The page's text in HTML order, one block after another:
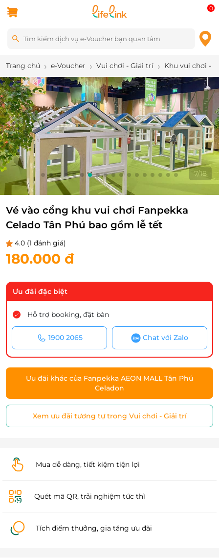
0
Trang chủ e-Voucher Vui chơi - Giải trí Khu vui chơi -
8/18
Vé vào cổng khu vui chơi Fanpekka
Celado Tân Phú bao gồm lễ tết
4.0 (1 đánh giá)
180.000 đ
Ưu đãi đặc biệt
Hỗ trợ booking, đặt bàn
1900 2065 Chat với Zalo
Ưu đãi khác của Fanpekka AEON MALL Tân Phú
Celadon
Xem ưu đãi tương tự trong Vui chơi - Giải trí
Mua dễ dàng, tiết kiệm tiện lợi
Quét mã QR, trải nghiệm tức thì
Tích điểm thưởng, gia tăng ưu đãi